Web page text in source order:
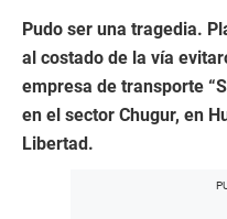
Pudo ser una tragedia.
al costado de la vía
empresa de transporte
en el sector Chugur, en
Libertad.